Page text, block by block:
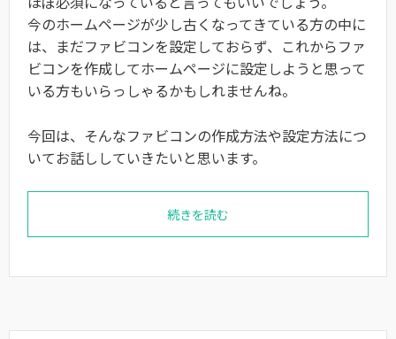
今のホームページが少し古くなってきている方の中に
は、まだファビコンを設定しておらず、これからファ
ビコンを作成してホームページに設定しようと思って
いる方もいらっしゃるかもしれませんね。
今回は、そんなファビコンの作成方法や設定方法につ
いてお話ししていきたいと思います。
続きを読む